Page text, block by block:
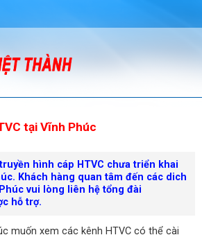
tại Vĩnh Phúc
hình cáp HTVC chưa triển khai
Khách hàng quan tâm đến các dich
vui lòng liên hệ tổng đài
hỗ trợ.
muốn xem các kênh HTVC có thể cài